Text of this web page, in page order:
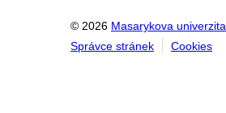
© 2026 Masarykova univerzita
Správce stránek
Cookies